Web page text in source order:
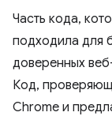
Часть кода,
подходила для
доверенных
Код,
Chrome и